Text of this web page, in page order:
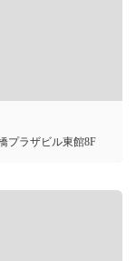
プラザビル東館8F